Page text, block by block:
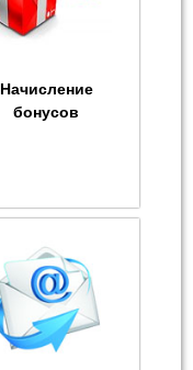
Начисление
бонусов